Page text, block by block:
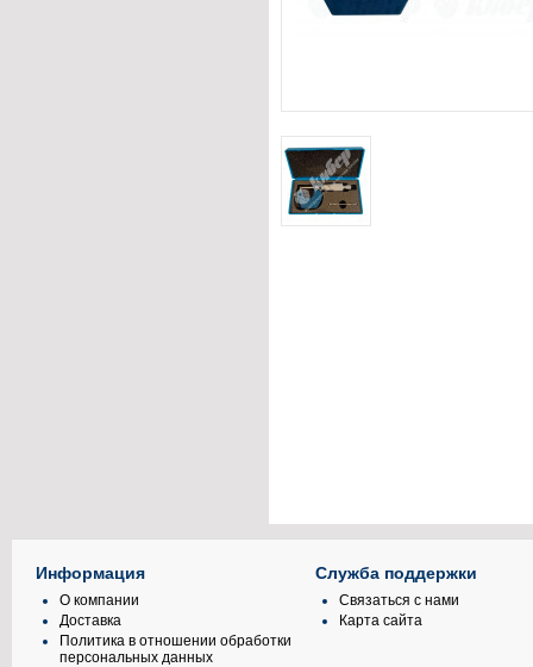
Информация
О компании
Доставка
Политика в отношении обработки
персональных данных
Служба поддержки
Связаться с нами
Карта сайта